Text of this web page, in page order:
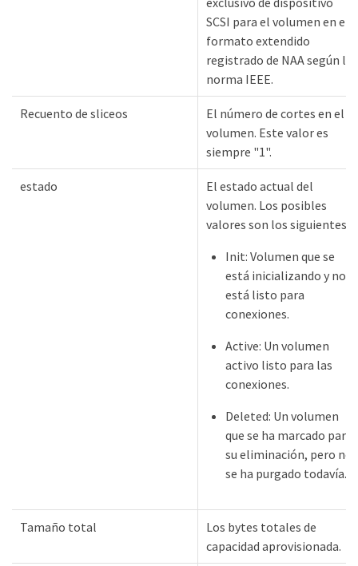
SCSI para el volumen en el
formato extendido
registrado de NAA según la
norma IEEE.
Recuento de sliceos
El número de cortes en el
volumen. Este valor es
siempre "1".
estado
El estado actual del
volumen. Los posibles
valores son los siguientes:
Init: Volumen que se
está inicializando y no
está listo para
conexiones.
Active: Un volumen
activo listo para las
conexiones.
Deleted: Un volumen
que se ha marcado para
su eliminación, pero no
se ha purgado todavía.
Tamaño total
Los bytes totales de
capacidad aprovisionada.